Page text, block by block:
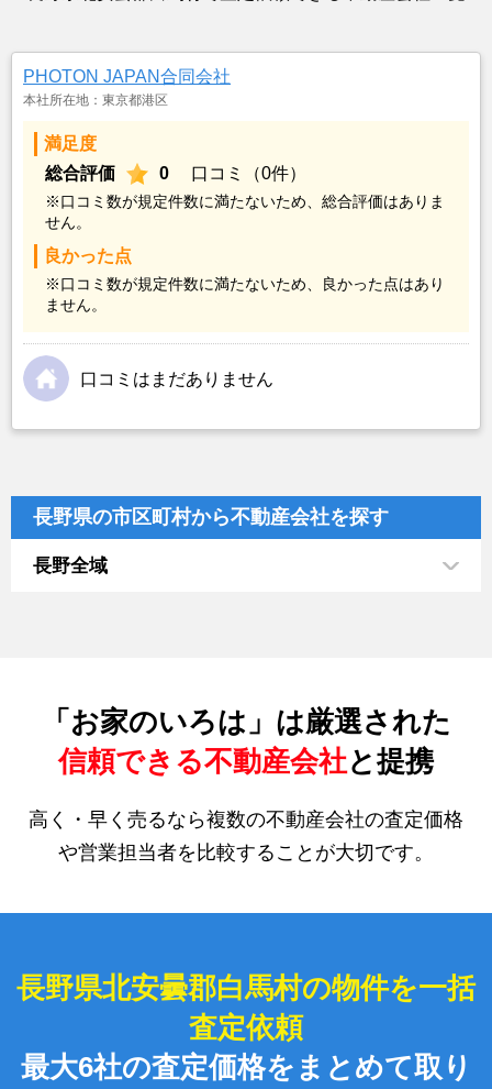
PHOTON JAPAN合同会社
本社所在地：東京都港区
満足度
総合評価
0 口コミ（0件）
※口コミ数が規定件数に満たないため、総合評価はありま
せん。
良かった点
※口コミ数が規定件数に満たないため、良かった点はあり
ません。
口コミはまだありません
長野県の市区町村から不動産会社を探す
長野全域
「お家のいろは」は厳選された
信頼できる不動産会社と提携
高く・早く売るなら複数の不動産会社の査定価格
や営業担当者を比較することが大切です。
長野県北安曇郡白馬村の物件を一括
査定依頼
最大6社の査定価格をまとめて取り